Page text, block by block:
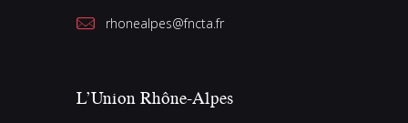
rhonealpes@fncta.fr
L’Union Rhône-Alpes